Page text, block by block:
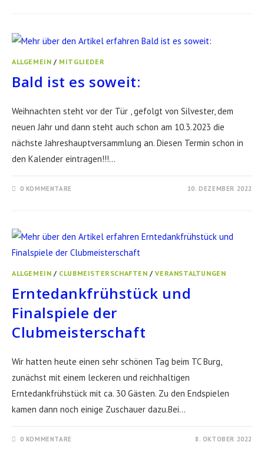
ALLGEMEIN / MITGLIEDER
Bald ist es soweit:
Weihnachten steht vor der Tür , gefolgt von Silvester, dem
neuen Jahr und dann steht auch schon am 10.3.2023 die
nächste Jahreshauptversammlung an. Diesen Termin schon in
den Kalender eintragen!!!…
0 KOMMENTARE 10. DEZEMBER 2022
ALLGEMEIN / CLUBMEISTERSCHAFTEN /VERANSTALTUNGEN
Erntedankfrühstück und
Finalspiele der
Clubmeisterschaft
Wir hatten heute einen sehr schönen Tag beim TC Burg,
zunächst mit einem leckeren und reichhaltigen
Erntedankfrühstück mit ca. 30 Gästen. Zu den Endspielen
kamen dann noch einige Zuschauer dazu.Bei…
0 KOMMENTARE 8. OKTOBER 2022